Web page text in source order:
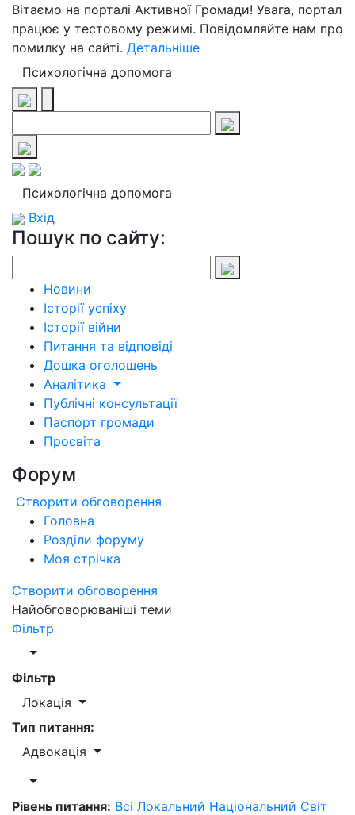
Вітаємо на порталі Активної Громади! Увага, портал
працює у тестовому режимі. Повідомляйте нам про
помилку на сайті. Детальніше
Психологічна допомога
Психологічна допомога
Вхід
Пошук по сайту:
Новини
Історії успіху
Історії війни
Питання та відповіді
Дошка оголошень
Аналітика
Публічні консультації
Паспорт громади
Просвіта
Форум
Створити обговорення
Головна
Розділи форуму
Моя стрічка
Створити обговорення
Найобговорюваніші теми
Фільтр
Фільтр
Локація
Тип питання:
Адвокація
Рівень питання: Всі Локальний Національний Світ